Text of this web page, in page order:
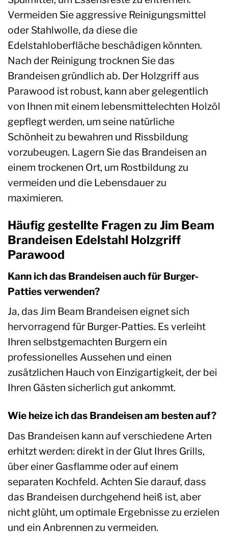
Vermeiden Sie aggressive Reinigungsmittel
oder Stahlwolle, da diese die
Edelstahloberfläche beschädigen könnten.
Nach der Reinigung trocknen Sie das
Brandeisen gründlich ab. Der Holzgriff aus
Parawood ist robust, kann aber gelegentlich
von Ihnen mit einem lebensmittelechten Holzöl
gepflegt werden, um seine natürliche
Schönheit zu bewahren und Rissbildung
vorzubeugen. Lagern Sie das Brandeisen an
einem trockenen Ort, um Rostbildung zu
vermeiden und die Lebensdauer zu
maximieren.
Häufig gestellte Fragen zu Jim Beam
Brandeisen Edelstahl Holzgriff
Parawood
Kann ich das Brandeisen auch für Burger-
Patties verwenden?
Ja, das Jim Beam Brandeisen eignet sich
hervorragend für Burger-Patties. Es verleiht
Ihren selbstgemachten Burgern ein
professionelles Aussehen und einen
zusätzlichen Hauch von Einzigartigkeit, der bei
Ihren Gästen sicherlich gut ankommt.
Wie heize ich das Brandeisen am besten auf?
Das Brandeisen kann auf verschiedene Arten
erhitzt werden: direkt in der Glut Ihres Grills,
über einer Gasflamme oder auf einem
separaten Kochfeld. Achten Sie darauf, dass
das Brandeisen durchgehend heiß ist, aber
nicht glüht, um optimale Ergebnisse zu erzielen
und ein Anbrennen zu vermeiden.